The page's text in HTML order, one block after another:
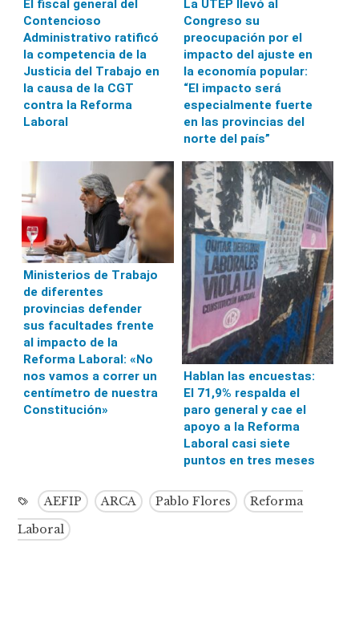
El fiscal general del
Contencioso
Administrativo ratificó
la competencia de la
Justicia del Trabajo en
la causa de la CGT
contra la Reforma
Laboral
La UTEP llevó al
Congreso su
preocupación por el
impacto del ajuste en
la economía popular:
“El impacto será
especialmente fuerte
en las provincias del
norte del país”
Ministerios de Trabajo
de diferentes
provincias defender
sus facultades frente
al impacto de la
Reforma Laboral: «No
nos vamos a correr un
centímetro de nuestra
Constitución»
Hablan las encuestas:
El 71,9% respalda el
paro general y cae el
apoyo a la Reforma
Laboral casi siete
puntos en tres meses
AEFIP ARCA Pablo Flores
Reforma
Laboral